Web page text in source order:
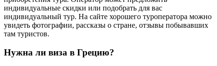
индивидуальные скидки или подобрать для вас
индивидуальный тур. На сайте хорошего туроператора можно
увидеть фотографии, рассказы о стране, отзывы побывавших
там туристов.
Нужна ли виза в Грецию?